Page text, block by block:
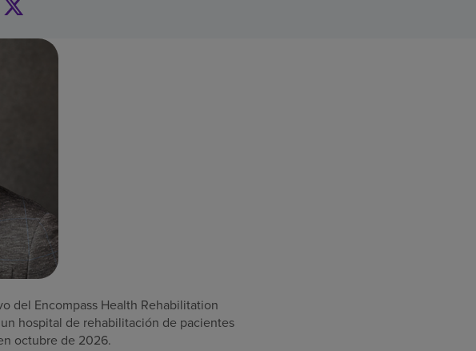
del Encompass Health Rehabilitation
hospital de rehabilitación de pacientes
octubre de 2026.